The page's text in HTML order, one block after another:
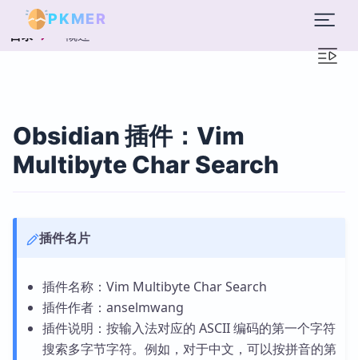
PKMER
目录 概述
Obsidian 插件：Vim
Multibyte Char Search
插件名片
插件名称：Vim Multibyte Char Search
插件作者：anselmwang
插件说明：按输入法对应的 ASCII 编码的第一个字符
搜索多字节字符。例如，对于中文，可以按拼音的第